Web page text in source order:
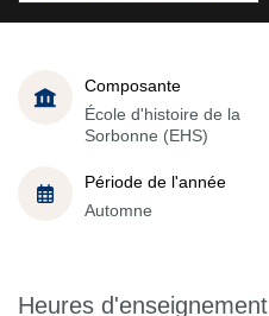
Composante
École d'histoire de la
Sorbonne (EHS)
Période de l'année
Automne
Heures d'enseignement